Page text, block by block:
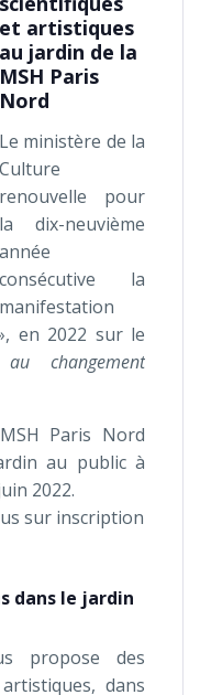
et artistiques
au jardin de la
MSH Paris
Nord
Le ministère de la
Culture
renouvelle pour
la dix-neuvième
année
consécutive la
manifestation
en 2022 sur le
changement
Paris Nord
au public à
2022.
sur inscription
dans le jardin
propose des
dans